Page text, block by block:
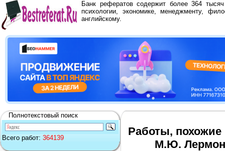
Банк рефератов содержит более 364
психологии, экономике, менеджменту,
английскому.
Полнотекстовый поиск
Всего работ: 364139
Работы, похожие
М.Ю.